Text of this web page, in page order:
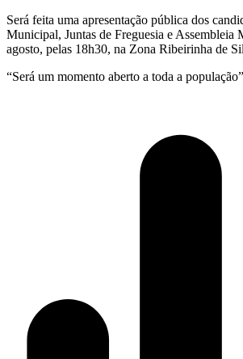
Será feita uma apresentação pública dos
Municipal, Juntas de Freguesia e Assembleia
agosto, pelas 18h30, na Zona Ribeirinha de
“Será um momento aberto a toda a